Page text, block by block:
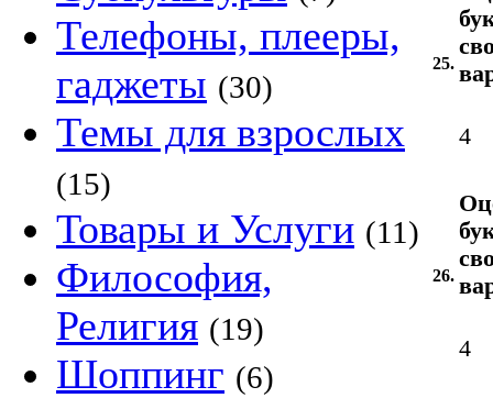
Телефоны, плееры,
гаджеты (30)
Темы для взрослых
(15)
Товары и Услуги (11)
Философия,
Религия (19)
Шоппинг (6)
25.
4
26.
4